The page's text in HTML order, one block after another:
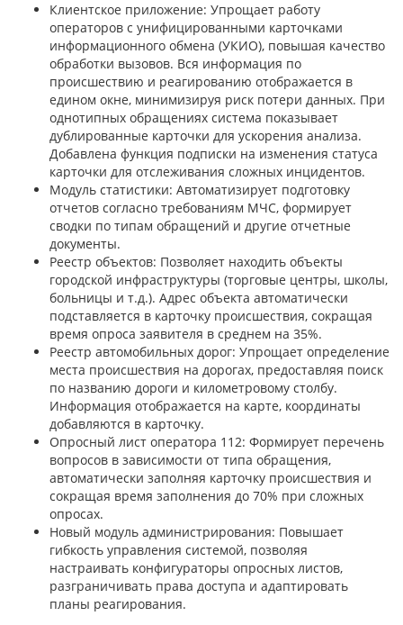
Клиентское приложение: Упрощает работу
операторов с унифицированными карточками
информационного обмена (УКИО), повышая качество
обработки вызовов. Вся информация по
происшествию и реагированию отображается в
едином окне, минимизируя риск потери данных. При
однотипных обращениях система показывает
дублированные карточки для ускорения анализа.
Добавлена функция подписки на изменения статуса
карточки для отслеживания сложных инцидентов.
Модуль статистики: Автоматизирует подготовку
отчетов согласно требованиям МЧС, формирует
сводки по типам обращений и другие отчетные
документы.
Реестр объектов: Позволяет находить объекты
городской инфраструктуры (торговые центры, школы,
больницы и т.д.). Адрес объекта автоматически
подставляется в карточку происшествия, сокращая
время опроса заявителя в среднем на 35%.
Реестр автомобильных дорог: Упрощает определение
места происшествия на дорогах, предоставляя поиск
по названию дороги и километровому столбу.
Информация отображается на карте, координаты
добавляются в карточку.
Опросный лист оператора 112: Формирует перечень
вопросов в зависимости от типа обращения,
автоматически заполняя карточку происшествия и
сокращая время заполнения до 70% при сложных
опросах.
Новый модуль администрирования: Повышает
гибкость управления системой, позволяя
настраивать конфигураторы опросных листов,
разграничивать права доступа и адаптировать
планы реагирования.